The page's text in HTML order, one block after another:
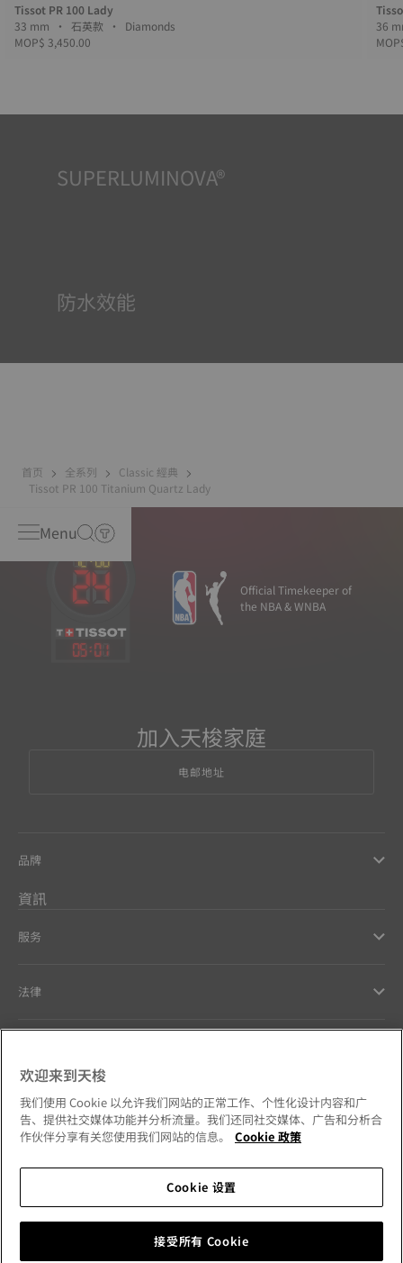
Tissot PR 100 Lady
33 mm • 石英款 • Diamonds
MOP$ 3,450.00
SUPERLUMINOVA®
防水效能
首页 全系列
Classic 經典
Tissot PR 100 Titanium Quartz Lady
Menu
05:01
Official Timekeeper of
the NBA & WNBA
加入天梭家庭
电邮地址
品牌
資訊
服务
法律
Our commitments
Follow us on social media
Change country
欢迎来到天梭
我们使用 Cookie 以允许我们网站的正常工作、个性化设计内容和广
告、提供社交媒体功能并分析流量。我们还同社交媒体、广告和分析合
作伙伴分享有关您使用我们网站的信息。
Cookie 政策
Cookie 设置
接受所有 Cookie